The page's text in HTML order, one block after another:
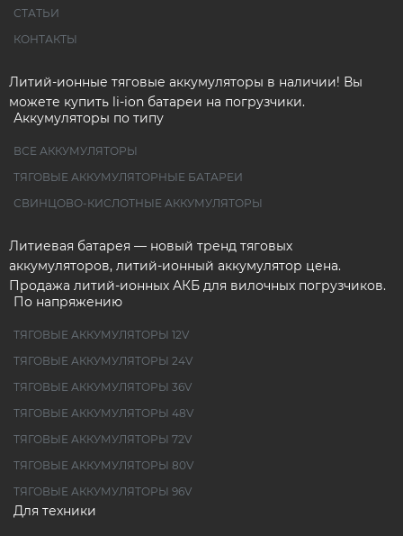
СТАТЬИ
КОНТАКТЫ
Литий-ионные тяговые аккумуляторы в наличии! Вы
можете купить li-ion батареи на погрузчики.
Аккумуляторы по типу
ВСЕ АККУМУЛЯТОРЫ
ТЯГОВЫЕ АККУМУЛЯТОРНЫЕ БАТАРЕИ
СВИНЦОВО-КИСЛОТНЫЕ АККУМУЛЯТОРЫ
Литиевая батарея — новый тренд тяговых
аккумуляторов, литий-ионный аккумулятор цена.
Продажа литий-ионных АКБ для вилочных погрузчиков.
По напряжению
ТЯГОВЫЕ АККУМУЛЯТОРЫ 12V
ТЯГОВЫЕ АККУМУЛЯТОРЫ 24V
ТЯГОВЫЕ АККУМУЛЯТОРЫ 36V
ТЯГОВЫЕ АККУМУЛЯТОРЫ 48V
ТЯГОВЫЕ АККУМУЛЯТОРЫ 72V
ТЯГОВЫЕ АККУМУЛЯТОРЫ 80V
ТЯГОВЫЕ АККУМУЛЯТОРЫ 96V
Для техники